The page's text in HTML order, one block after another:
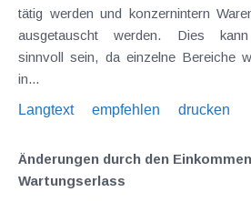
tätig werden und konzernintern Waren und Dienstleistungen
ausgetauscht werden. Dies kann
sinnvoll sein, da einzelne Bereiche
in...
Langtext
empfehlen drucken
Änderungen durch den
Wartungserlass